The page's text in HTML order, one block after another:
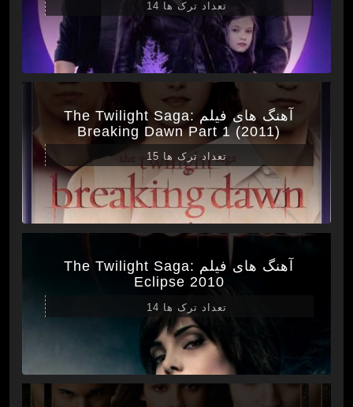
تعداد ترک ها 14
آهنگ های فیلم The Twilight Saga:
Breaking Dawn Part 1 (2011)
تعداد ترک ها 15
آهنگ های فیلم The Twilight Saga:
Eclipse 2010
تعداد ترک ها 14